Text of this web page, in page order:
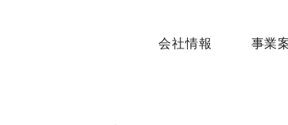
会社情報 事業